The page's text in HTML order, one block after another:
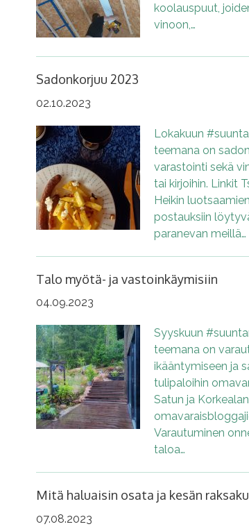
koolauspuut,
vinoon,…
Sadonkorjuu 2023
02.10.2023
Lokakuun
teemana on
varastointi sekä
tai kirjoihin. Linkit
Heikin
postauksiin
paranevan meillä…
Talo myötä- ja vastoinkäymisiin
04.09.2023
Syyskuun
teemana on
ikääntymiseen ja
tulipaloihin
Satun ja
Varautuminen
taloa…
Mitä haluaisin osata ja kesän
07.08.2023